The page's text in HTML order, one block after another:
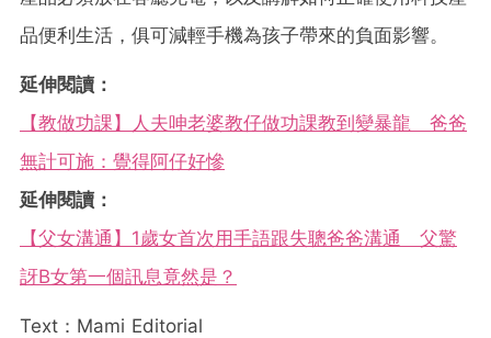
品便利生活，俱可減輕手機為孩子帶來的負面影響。
延伸閱讀：
【教做功課】人夫呻老婆教仔做功課教到變暴龍 爸爸
無計可施：覺得阿仔好慘
延伸閱讀：
【父女溝通】1歲女首次用手語跟失聰爸爸溝通 父驚
訝B女第一個訊息竟然是？
Text：Mami Editorial